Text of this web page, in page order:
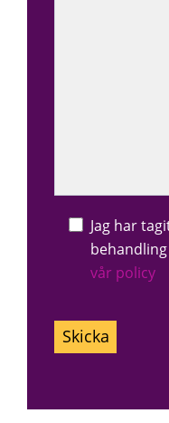
Jag har
vår policy
detta